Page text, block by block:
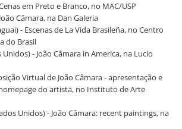
em Preto e Branco, no MAC/USP
Câmara, na Dan Galeria
- Escenas de La Vida Brasileña, no Centro
do Brasil
- João Câmara in America, na Lucio
Virtual de João Câmara - apresentação e
do artista, no Instituto de Arte
Unidos) - João Câmara: recent paintings, na